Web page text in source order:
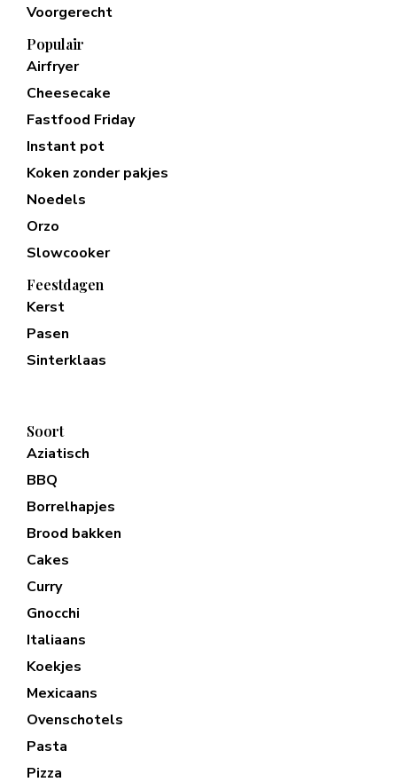
Voorgerecht
Populair
Airfryer
Cheesecake
Fastfood Friday
Instant pot
Koken zonder pakjes
Noedels
Orzo
Slowcooker
Feestdagen
Kerst
Pasen
Sinterklaas
Soort
Aziatisch
BBQ
Borrelhapjes
Brood bakken
Cakes
Curry
Gnocchi
Italiaans
Koekjes
Mexicaans
Ovenschotels
Pasta
Pizza